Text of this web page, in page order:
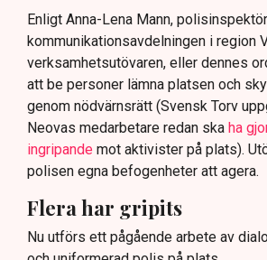
Enligt Anna-Lena Mann,
kommunikationsavdelningen i region
verksamhetsutövaren, eller dennes
att be personer lämna platsen och
genom nödvärnsrätt (Svensk Torv
Neovas medarbetare redan ska ha
ingripande mot aktivister på plats).
polisen egna befogenheter att agera.
Flera har gripits
Nu utförs ett pågående arbete av